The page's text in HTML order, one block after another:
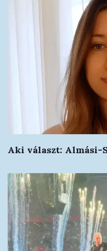
Aki választ: Almási-